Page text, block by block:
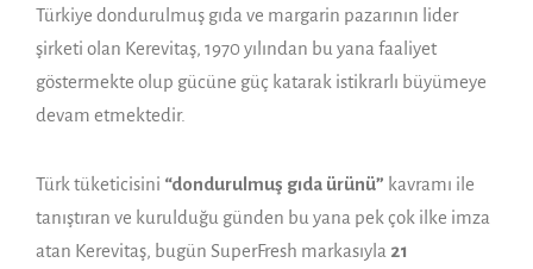
Türkiye dondurulmuş gıda ve margarin pazarının lider
şirketi olan Kerevitaş, 1970 yılından bu yana faaliyet
göstermekte olup gücüne güç katarak istikrarlı büyümeye
devam etmektedir.
Türk tüketicisini “dondurulmuş gıda ürünü” kavramı ile
tanıştıran ve kurulduğu günden bu yana pek çok ilke imza
atan Kerevitaş, bugün SuperFresh markasıyla 21